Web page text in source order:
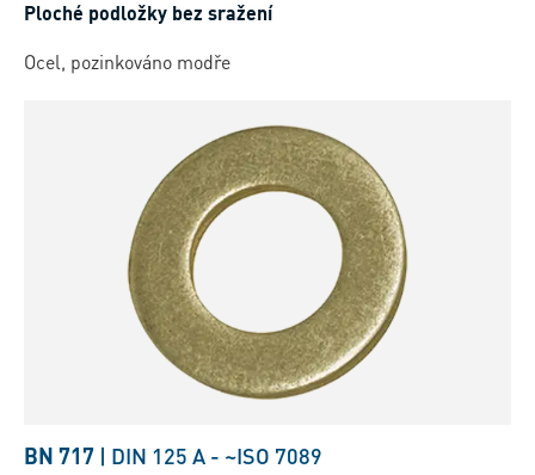
Ploché podložky bez sražení
Ocel, pozinkováno modře
BN 717 | DIN 125 A - ~ISO 7089